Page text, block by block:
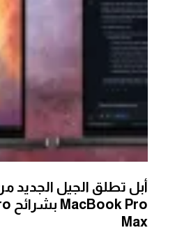
أبل تطلق الجيل الجديد
Max